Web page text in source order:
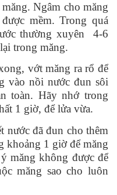
Ngâm cho măng
mềm. Trong quá
thường xuyên 4-6
trong măng.
vớt măng ra rổ để
vào nồi nước đun sôi
toàn. Hãy nhớ trong
1 giờ, để lửa vừa.
nước đã đun cho thêm
khoảng 1 giờ để măng
măng không được để
măng sao cho luôn